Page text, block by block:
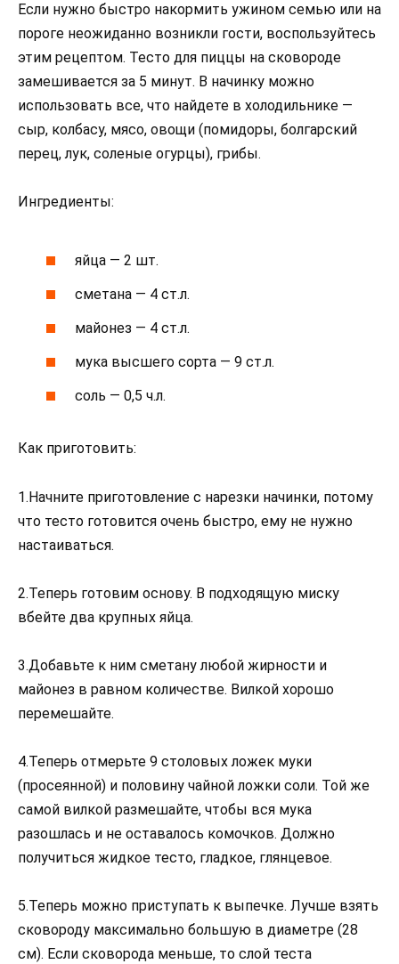
Если нужно быстро накормить ужином семью или на
пороге неожиданно возникли гости, воспользуйтесь
этим рецептом. Тесто для пиццы на сковороде
замешивается за 5 минут. В начинку можно
использовать все, что найдете в холодильнике —
сыр, колбасу, мясо, овощи (помидоры, болгарский
перец, лук, соленые огурцы), грибы.
Ингредиенты:
яйца — 2 шт.
сметана — 4 ст.л.
майонез — 4 ст.л.
мука высшего сорта — 9 ст.л.
соль — 0,5 ч.л.
Как приготовить:
1.Начните приготовление с нарезки начинки, потому
что тесто готовится очень быстро, ему не нужно
настаиваться.
2.Теперь готовим основу. В подходящую миску
вбейте два крупных яйца.
3.Добавьте к ним сметану любой жирности и
майонез в равном количестве. Вилкой хорошо
перемешайте.
4.Теперь отмерьте 9 столовых ложек муки
(просеянной) и половину чайной ложки соли. Той же
самой вилкой размешайте, чтобы вся мука
разошлась и не оставалось комочков. Должно
получиться жидкое тесто, гладкое, глянцевое.
5.Теперь можно приступать к выпечке. Лучше взять
сковороду максимально большую в диаметре (28
см). Если сковорода меньше, то слой теста